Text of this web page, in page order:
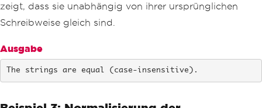
zeigt, dass sie unabhängig von ihrer ursprünglichen
Schreibweise gleich sind.
Ausgabe
The strings are equal (case-insensitive).